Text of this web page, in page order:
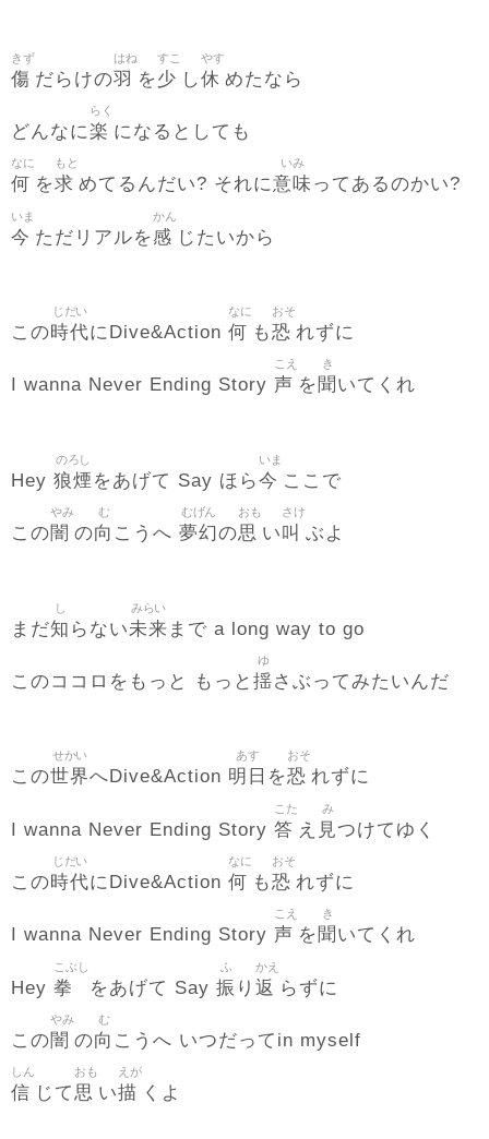
傷
きず
だらけの羽
はね
を少
すこ
し休
やす
めたなら
どんなに楽
らく
になるとしても
何
なに
を求
もと
めてるんだい? それに意味
いみ
ってあるのかい?
今
いま
ただリアルを感
かん
じたいから
この時代
じだい
にDive&Action 何
なに
も恐
おそ
れずに
I wanna Never Ending Story 声
こえ
を 聞
き
いてくれ
Hey 狼煙
のろし
をあげて Say ほら今
いま
ここで
この闇
やみ
の向
む
こうへ 夢幻
むげん
の思
おも
い 叫
さけ
ぶよ
まだ知
し
らない未来
みらい
まで a long way to go
このココロをもっと もっと 揺
ゆ
さぶってみたいんだ
この世界
せかい
へDive&Action 明日
あす
を恐
おそ
れずに
I wanna Never Ending Story 答
こた
え 見
み
つけてゆく
この時代
じだい
にDive&Action 何
なに
も恐
おそ
れずに
I wanna Never Ending Story 声
こえ
を 聞
き
いてくれ
Hey 拳
こぶし
をあげて Say 振
ふ
り 返
かえ
らずに
この闇
やみ
の向
む
こうへ いつだってin myself
信
しん
じて思
おも
い描
えが
くよ